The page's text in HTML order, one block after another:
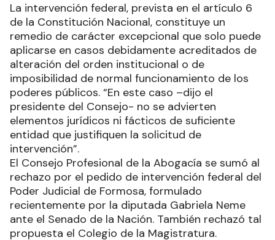
La intervención federal, prevista en el artículo 6
de la Constitución Nacional, constituye un
remedio de carácter excepcional que solo puede
aplicarse en casos debidamente acreditados de
alteración del orden institucional o de
imposibilidad de normal funcionamiento de los
poderes públicos. “En este caso –dijo el
presidente del Consejo- no se advierten
elementos jurídicos ni fácticos de suficiente
entidad que justifiquen la solicitud de
intervención”.
El Consejo Profesional de la Abogacía se sumó al
rechazo por el pedido de intervención federal del
Poder Judicial de Formosa, formulado
recientemente por la diputada Gabriela Neme
ante el Senado de la Nación. También rechazó tal
propuesta el Colegio de la Magistratura.